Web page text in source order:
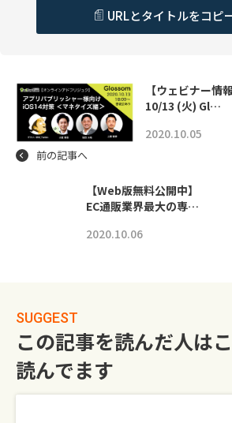
URLとタイトルをコピ
【ウェビナー情報
10/13 (火) Gl…
2020.10.05
前の記事へ
【Web版無料公開中】
EC通販業界最大の専…
2020.10.06
SUGGEST
この記事を読んだ人は
読んでます